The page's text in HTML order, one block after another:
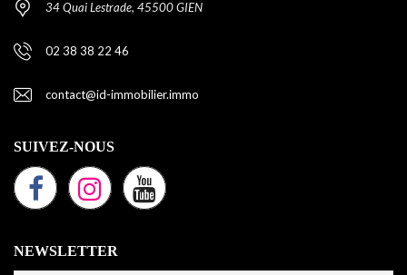
34 Quai Lestrade, 45500 GIEN
02 38 38 22 46
contact@id-immobilier.immo
SUIVEZ-NOUS
NEWSLETTER